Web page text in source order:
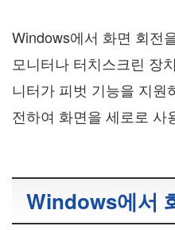
Windows에서 화면 회전
모니터나 터치스크린 장
니터가 피벗 기능을 지원
전하여 화면을 세로로 사
Windows에서